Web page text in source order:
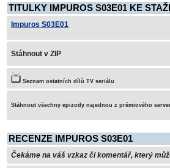
TITULKY IMPUROS S03E01 KE
Impuros S03E01
Stáhnout v ZIP
Seznam ostatních dílů TV seriálu
Stáhnout všechny epizody najednou z prémiového
RECENZE IMPUROS S03E01
Čekáme na váš vzkaz či komentář, který